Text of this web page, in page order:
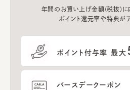
年間のお買い上げ金額(税抜)に
ポイント還元率や特典がア
ポイント付与率 最大
バースデークーポン